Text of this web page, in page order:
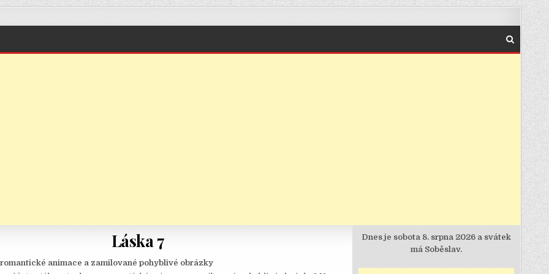
Láska 7
animace a zamilované pohyblivé obrázky
Dnes je sobota 8. srpna 2026 a svátek
má Soběslav.